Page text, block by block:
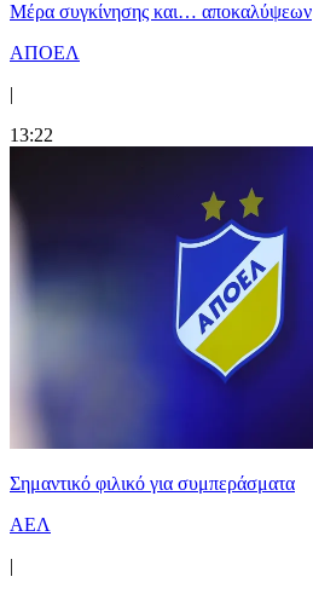
Mέρα συγκίνησης και… αποκαλύψεων
ΑΠΟΕΛ
|
13:22
Σημαντικό φιλικό για συμπεράσματα
ΑΕΛ
|